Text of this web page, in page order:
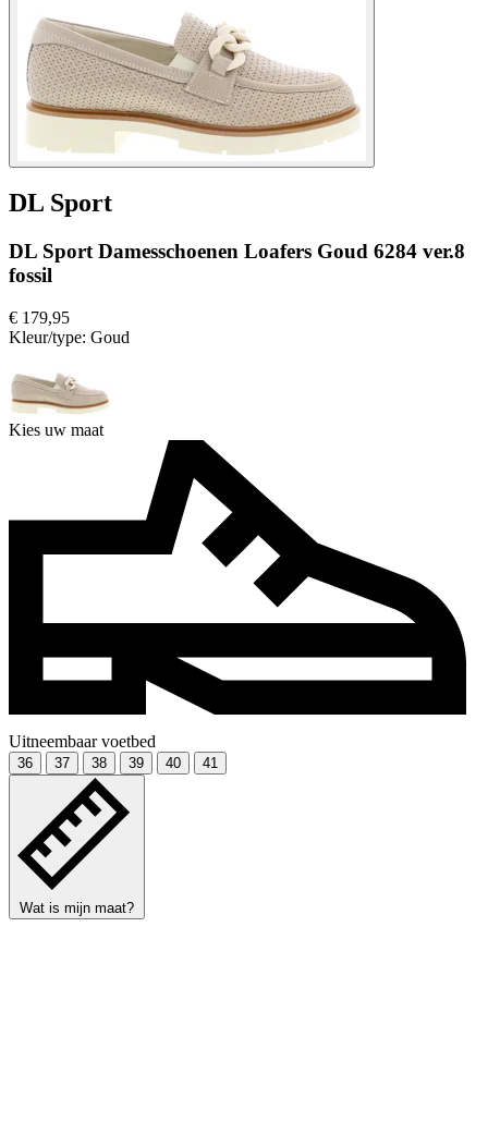
DL Sport
DL Sport Damesschoenen Loafers Goud 6284 ver.8
fossil
€ 179,95
Kleur/type: Goud
Kies uw maat
Uitneembaar voetbed
36 37 38 39 40 41
Wat is mijn maat?